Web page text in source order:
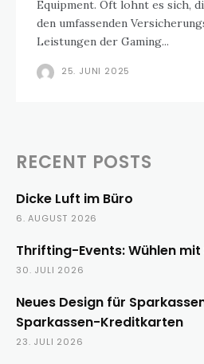
Equipment. Oft lohnt es sich,
den umfassenden
Leistungen der Gaming...
25. JUNI 2025
RECENT POSTS
Dicke Luft im Büro
6. AUGUST 2026
Thrifting-Events: Wühlen mit
30. JULI 2026
Neues Design für
Sparkassen-Kreditkarten
23. JULI 2026